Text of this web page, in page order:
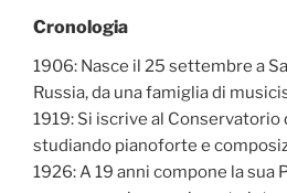
Cronologia
1906: Nasce il 25 settembre a
Russia, da una famiglia di
1919: Si iscrive al Conservatorio
studiando pianoforte e
1926: A 19 anni compone la sua